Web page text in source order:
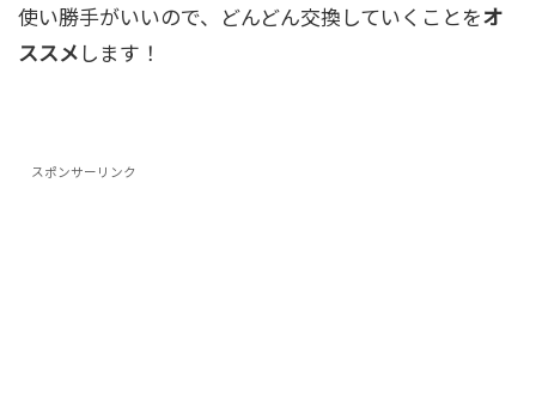
使い勝手がいいので、どんどん交換していくことをオ
ススメ します！
スポンサーリンク